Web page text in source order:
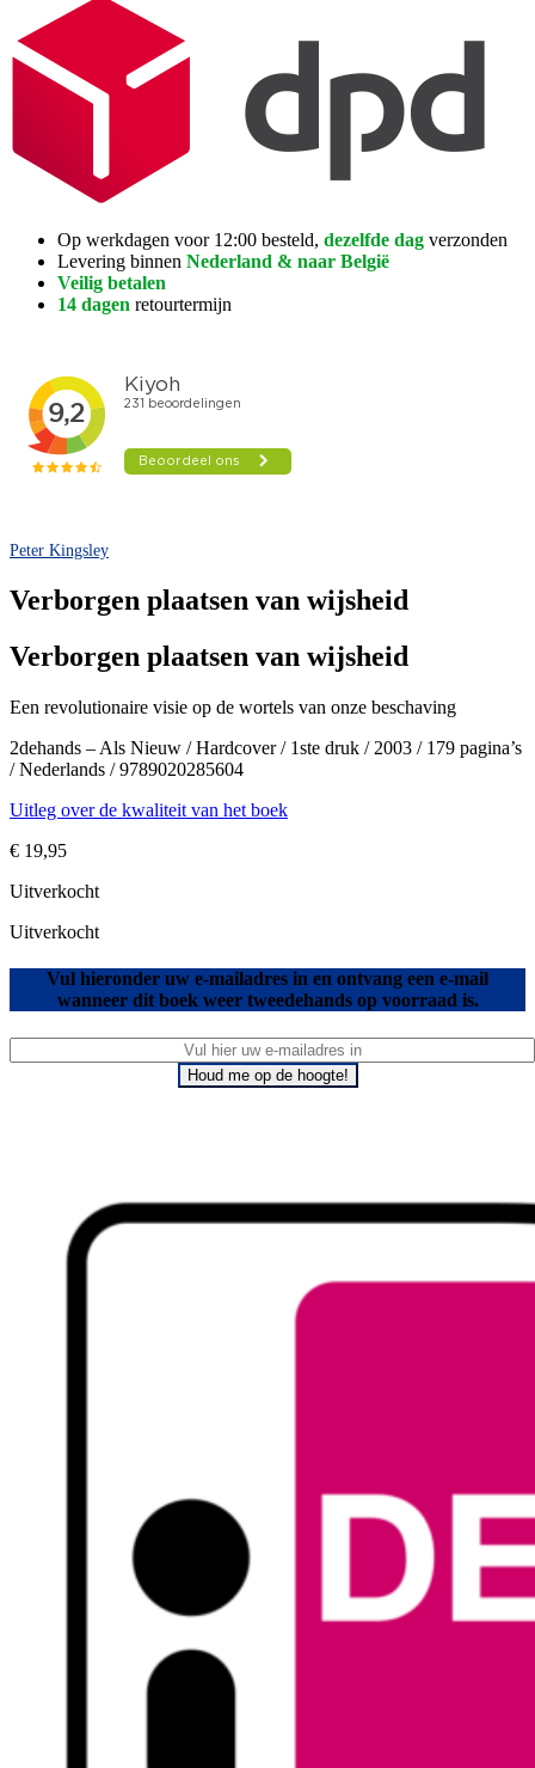
Op werkdagen voor 12:00 besteld, dezelfde dag verzonden
Levering binnen Nederland & naar België
Veilig betalen
14 dagen retourtermijn
Peter Kingsley
Verborgen plaatsen van wijsheid
Verborgen plaatsen van wijsheid
Een revolutionaire visie op de wortels van onze beschaving
2dehands – Als Nieuw / Hardcover / 1ste druk / 2003 / 179 pagina’s
/ Nederlands / 9789020285604
Uitleg over de kwaliteit van het boek
€ 19,95
Uitverkocht
Uitverkocht
Vul hieronder uw e-mailadres in en ontvang een e-mail
wanneer dit boek weer tweedehands op voorraad is.
Houd me op de hoogte!